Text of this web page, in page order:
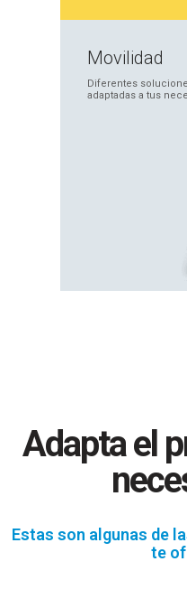
Movilidad
Diferentes
adaptadas a tus
Adapta el
Estas son algunas de
te